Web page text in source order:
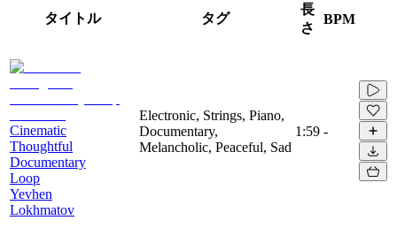
タイトル タグ
長
さ
BPM
Cinematic
Thoughtful
Documentary
Loop
Yevhen
Lokhmatov
Electronic, Strings, Piano,
Documentary,
Melancholic, Peaceful, Sad
1:59 -